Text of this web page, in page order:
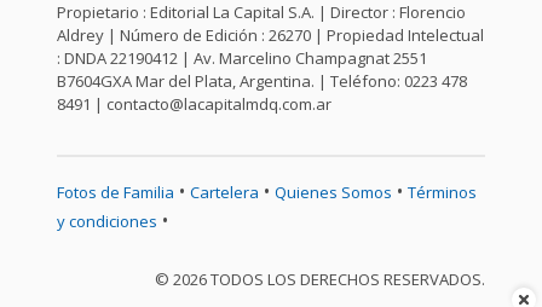
Propietario : Editorial La Capital S.A. | Director : Florencio
Aldrey | Número de Edición : 26270 | Propiedad Intelectual
: DNDA 22190412 | Av. Marcelino Champagnat 2551
B7604GXA Mar del Plata, Argentina. | Teléfono: 0223 478
8491 | contacto@lacapitalmdq.com.ar
Fotos de Familia • Cartelera • Quienes Somos • Términos
y condiciones •
© 2026 TODOS LOS DERECHOS RESERVADOS.